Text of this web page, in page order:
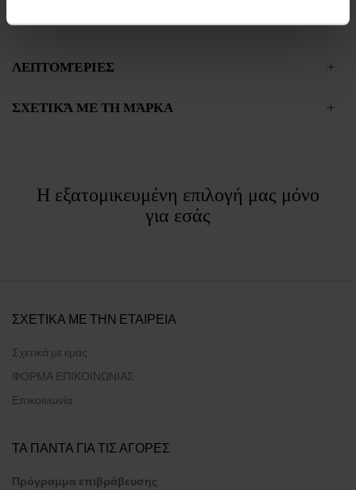
ΛΕΠΤΟΜΈΡΙΕΣ
ΣΧΕΤΙΚΆ ΜΕ ΤΗ ΜΆΡΚΑ
Η εξατομικευμένη επιλογή μας μόνο
για εσάς
ΣΧΕΤΙΚΑ ΜΕ ΤΗΝ ΕΤΑΙΡΕΙΑ
Σχετικά με εμάς
ΦΟΡΜΑ ΕΠΙΚΟΙΝΩΝΙΑΣ
Επικοινωνία
ΤΑ ΠΑΝΤΑ ΓΙΑ ΤΙΣ ΑΓΟΡΕΣ
Πρόγραμμα επιβράβευσης